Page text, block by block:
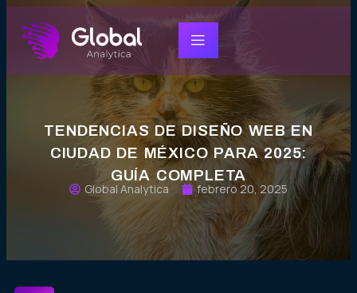
TENDENCIAS DE DISEÑO WEB EN
CIUDAD DE MÉXICO PARA 2025:
GUÍA COMPLETA
Global Analytica febrero 20, 2025